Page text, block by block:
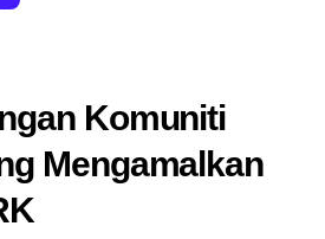
Komuniti
Mengamalkan